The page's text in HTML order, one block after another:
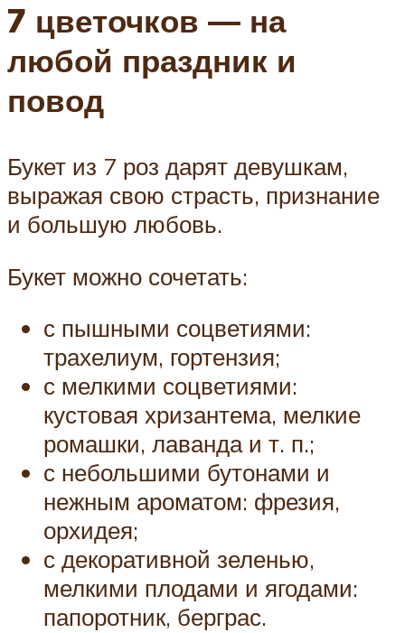
7 цветочков — на
любой праздник и
повод
Букет из 7 роз дарят девушкам,
выражая свою страсть, признание
и большую любовь.
Букет можно сочетать:
с пышными соцветиями:
трахелиум, гортензия;
с мелкими соцветиями:
кустовая хризантема, мелкие
ромашки, лаванда и т. п.;
с небольшими бутонами и
нежным ароматом: фрезия,
орхидея;
с декоративной зеленью,
мелкими плодами и ягодами:
папоротник, берграс.